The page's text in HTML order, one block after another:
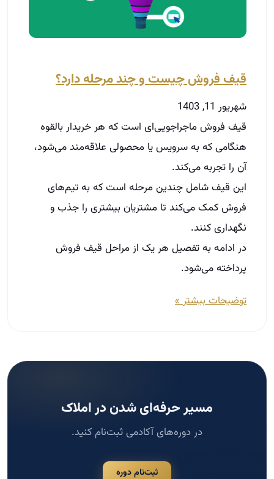
قیف فروش چیست و چند مرحله دارد؟
شهریور 11, 1403
قیف فروش ماجراجویی‌ای است که هر خریدار بالقوه
هنگامی که به سرویس یا محصولی علاقه‌مند می‌شود،
آن را تجربه می‌کند.
این قیف شامل چندین مرحله است که به تیم‌های
فروش کمک می‌کند تا مشتریان بیشتری را جذب و
نگهداری کنند.
در ادامه به تفصیل هر یک از مراحل قیف فروش
پرداخته می‌شود.
توضیحات بیشتر »
مسیر حرفه‌ای شدن در املاک
در دوره‌های آکادمی ثبت‌نام کنید.
ثبت‌نام دوره